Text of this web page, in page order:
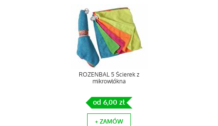
ROZENBAL 5 Ścierek z
mikrowłókna
od 6,00 zł
+ ZAMÓW